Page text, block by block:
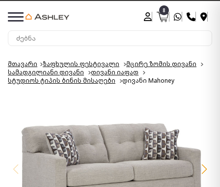
8
მთავარი ზაფხულის ფესტივალი
მცირე ზომის დივანი
სამადგილიანი დივანი
დივანი იაფად
სტუდიოს ტიპის ბინის მისაღები
დივანი Mahoney